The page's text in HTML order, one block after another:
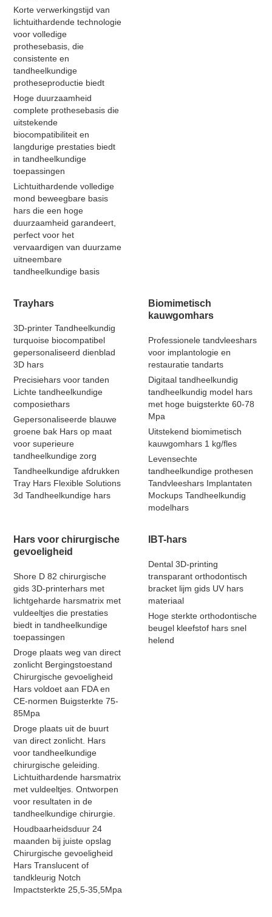
Korte verwerkingstijd van
lichtuithardende technologie
voor volledige
prothesebasis, die
consistente en
tandheelkundige
protheseproductie biedt
Hoge duurzaamheid
complete prothesebasis die
uitstekende
biocompatibiliteit en
langdurige prestaties biedt
in tandheelkundige
toepassingen
Lichtuithardende volledige
mond beweegbare basis
hars die een hoge
duurzaamheid garandeert,
perfect voor het
vervaardigen van duurzame
uitneembare
tandheelkundige basis
Trayhars
3D-printer Tandheelkundig
turquoise biocompatibel
gepersonaliseerd dienblad
3D hars
Precisiehars voor tanden
Lichte tandheelkundige
composiethars
Gepersonaliseerde blauwe
groene bak Hars op maat
voor superieure
tandheelkundige zorg
Tandheelkundige afdrukken
Tray Hars Flexible Solutions
3d Tandheelkundige hars
Biomimetisch
kauwgomhars
Professionele tandvleeshars
voor implantologie en
restauratie tandarts
Digitaal tandheelkundig
tandheelkundig model hars
met hoge buigsterkte 60-78
Mpa
Uitstekend biomimetisch
kauwgomhars 1 kg/fles
Levensechte
tandheelkundige prothesen
Tandvleeshars Implantaten
Mockups Tandheelkundig
modelhars
Hars voor chirurgische
gevoeligheid
Shore D 82 chirurgische
gids 3D-printerhars met
lichtgeharde harsmatrix met
vuldeeltjes die prestaties
biedt in tandheelkundige
toepassingen
Droge plaats weg van direct
zonlicht Bergingstoestand
Chirurgische gevoeligheid
Hars voldoet aan FDA en
CE-normen Buigsterkte 75-
85Mpa
Droge plaats uit de buurt
van direct zonlicht. Hars
voor tandheelkundige
chirurgische geleiding.
Lichtuithardende harsmatrix
met vuldeeltjes. Ontworpen
voor resultaten in de
tandheelkundige chirurgie.
Houdbaarheidsduur 24
maanden bij juiste opslag
Chirurgische gevoeligheid
Hars Translucent of
tandkleurig Notch
Impactsterkte 25,5-35,5Mpa
IBT-hars
Dental 3D-printing
transparant orthodontisch
bracket lijm gids UV hars
materiaal
Hoge sterkte orthodontische
beugel kleefstof hars snel
helend